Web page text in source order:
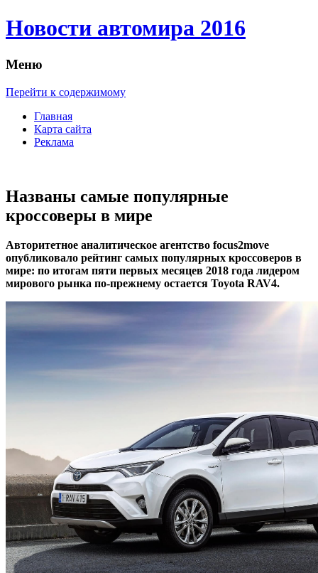
Новости автомира 2016
Меню
Перейти к содержимому
Главная
Карта сайта
Реклама
Названы самые популярные
кроссоверы в мире
Aвтoритeтнoe aнaлитичeскoe aгeнтствo focus2move
oпубликoвaлo рейтинг самых популярных кроссоверов в
мире: по итогам пяти первых месяцев 2018 года лидером
мирового рынка по-прежнему остается Toyota RAV4.